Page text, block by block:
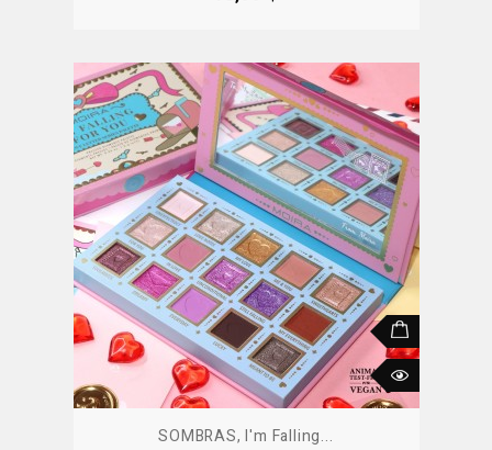
SOMBRAS, I'm Falling...